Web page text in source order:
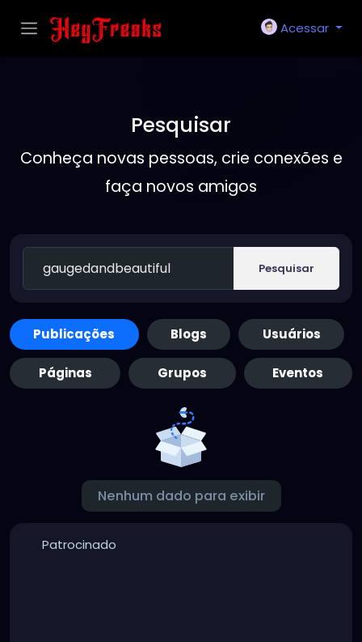
Acessar
Pesquisar
Conheça novas pessoas, crie conexões e
faça novos amigos
Pesquisar
Publicações Blogs Usuários
Páginas Grupos Eventos
Nenhum dado para exibir
Patrocinado